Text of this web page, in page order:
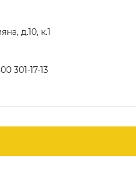
д.10, к.1
301-17-13